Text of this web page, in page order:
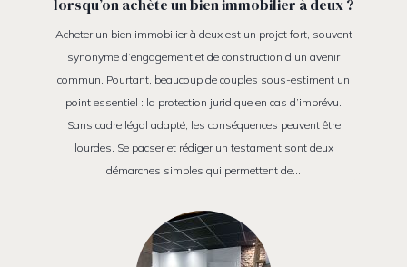
lorsqu’on achète un bien immobilier à deux ?
Acheter un bien immobilier à deux est un projet fort, souvent
synonyme d’engagement et de construction d’un avenir
commun. Pourtant, beaucoup de couples sous-estiment un
point essentiel : la protection juridique en cas d’imprévu.
Sans cadre légal adapté, les conséquences peuvent être
lourdes. Se pacser et rédiger un testament sont deux
démarches simples qui permettent de…